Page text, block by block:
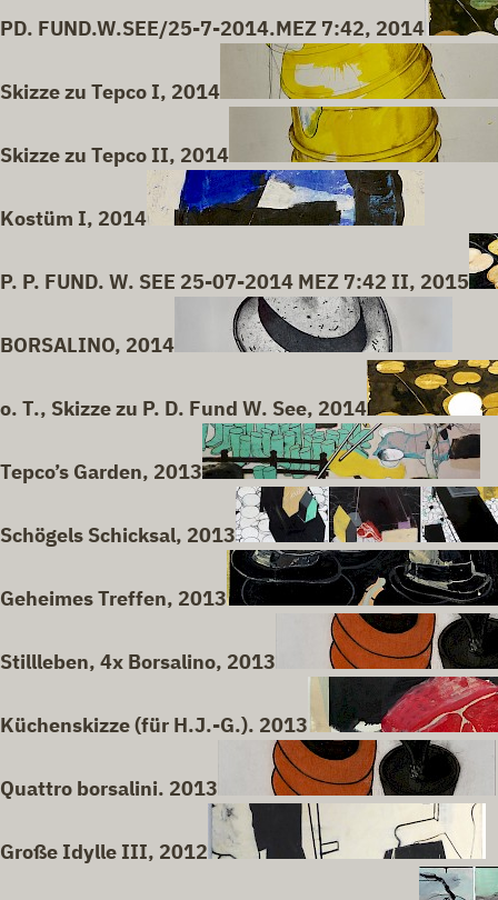
PD. FUND.W.SEE/25-7-2014.MEZ 7:42, 2014
Skizze zu Tepco I, 2014
Skizze zu Tepco II, 2014
Kostüm I, 2014
P. P. FUND. W. SEE 25-07-2014 MEZ 7:42 II, 2015
BORSALINO, 2014
o. T., Skizze zu P. D. Fund W. See, 2014
Tepco’s Garden, 2013
Schögels Schicksal, 2013
Geheimes Treffen, 2013
Stillleben, 4x Borsalino, 2013
Küchenskizze (für H.J.-G.). 2013
Quattro borsalini. 2013
Große Idylle III, 2012